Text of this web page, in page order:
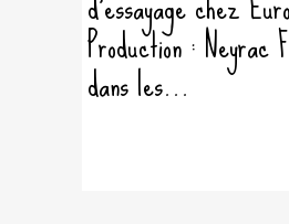
Production : Neyrac
dans les...